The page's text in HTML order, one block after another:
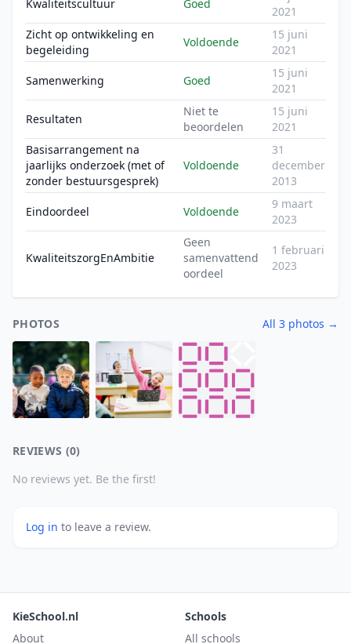
Kwaliteitscultuur Goed
2021
Zicht op ontwikkeling en
begeleiding
Voldoende
15 juni
2021
Samenwerking Goed
15 juni
2021
Resultaten
Niet te
beoordelen
15 juni
2021
Basisarrangement na
jaarlijks onderzoek (met of
zonder bestuursgesprek)
Voldoende
31
december
2013
Eindoordeel Voldoende
9 maart
2023
KwaliteitszorgEnAmbitie
Geen
samenvattend
oordeel
1 februari
2023
PHOTOS All 3 photos →
REVIEWS (0)
No reviews yet. Be the first!
Log in to leave a review.
KieSchool.nl
About
Schools
All schools